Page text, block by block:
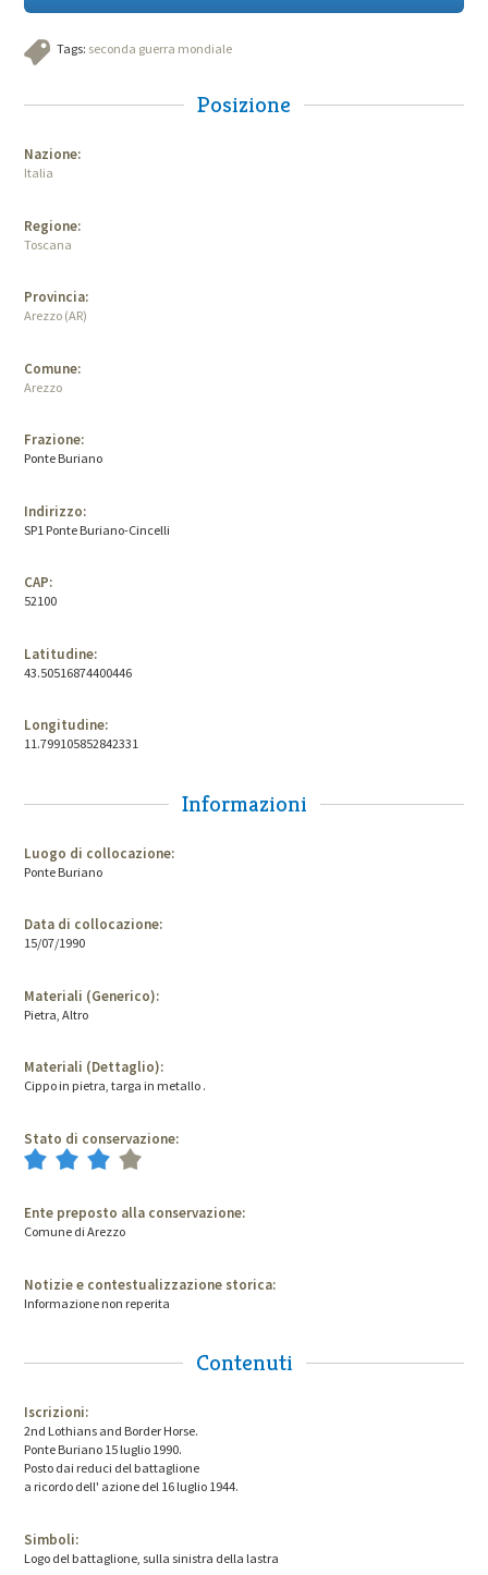
Tags: seconda guerra mondiale
Posizione
Nazione:
Italia
Regione:
Toscana
Provincia:
Arezzo (AR)
Comune:
Arezzo
Frazione:
Ponte Buriano
Indirizzo:
SP1 Ponte Buriano-Cincelli
CAP:
52100
Latitudine:
43.50516874400446
Longitudine:
11.799105852842331
Informazioni
Luogo di collocazione:
Ponte Buriano
Data di collocazione:
15/07/1990
Materiali (Generico):
Pietra, Altro
Materiali (Dettaglio):
Cippo in pietra, targa in metallo .
Stato di conservazione:
Ente preposto alla conservazione:
Comune di Arezzo
Notizie e contestualizzazione storica:
Informazione non reperita
Contenuti
Iscrizioni:
2nd Lothians and Border Horse.
Ponte Buriano 15 luglio 1990.
Posto dai reduci del battaglione
a ricordo dell' azione del 16 luglio 1944.
Simboli:
Logo del battaglione, sulla sinistra della lastra